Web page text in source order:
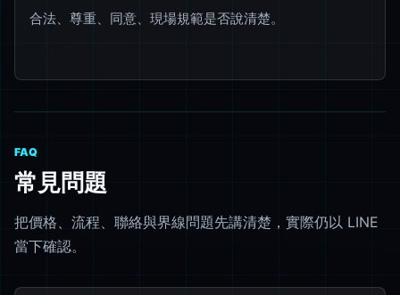
合法、尊重、同意、現場規範是否說清楚。
FAQ
常見問題
把價格、流程、聯絡與界線問題先講清楚，實際仍以 LINE
當下確認。